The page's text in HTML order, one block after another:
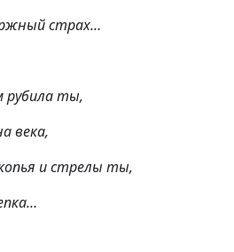
страх…
рубила ты,
века,
и стрелы ты,